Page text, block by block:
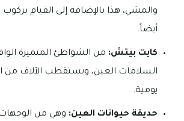
والمشي، هذا بالإضافة إلى القيام بركوب
أيضاً.
كايت بيتش: من الشواطئ المتميزة
السلامات العين، ويستقطب الآلاف من
يومية.
حديقة حيوانات العين: وهي من الوجهات